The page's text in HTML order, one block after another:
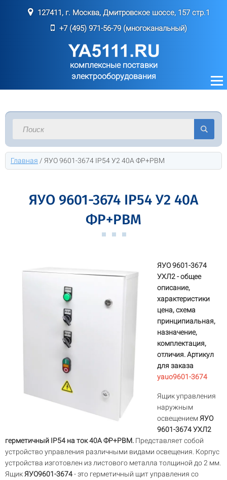
127411, г. Москва, Дмитровское шоссе, 157 стр.1
+7 (495) 971-56-79 (многоканальный)
комплексные поставки
электрооборудования
Главная / ЯУО 9601-3674 IP54 У2 40А ФР+РВМ
ЯУО 9601-3674 IP54 У2 40А
ФР+РВМ
ЯУО 9601-3674
УХЛ2 - общее
описание,
характеристики
цена, схема
принципиальная,
назначение,
комплектация,
отличия. Артикул
для заказа
yauo9601-3674
Ящик управления
наружным
освещением ЯУО
9601-3674 УХЛ2
герметичный IP54 на ток 40А ФР+РВМ. Представляет собой
устройство управления различными видами освещения. Корпус
устройства изготовлен из листового металла толщиной до 2 мм.
Ящик ЯУО9601-3674- это герметичный щит управления со